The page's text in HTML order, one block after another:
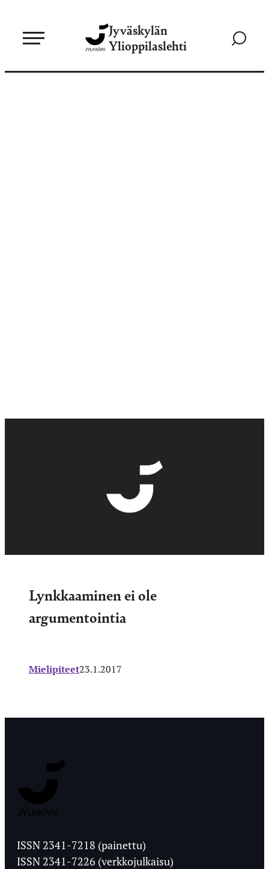
sisältöön
Jyväskylän
Ylioppilaslehti
Siirry
Lynkkaaminen ei ole
argumentointia
Mielipiteet23.1.2017
Ylioppilaslehti
ISSN 2341-7218 (painettu)
ISSN 2341-7226 (verkkojulkaisu)